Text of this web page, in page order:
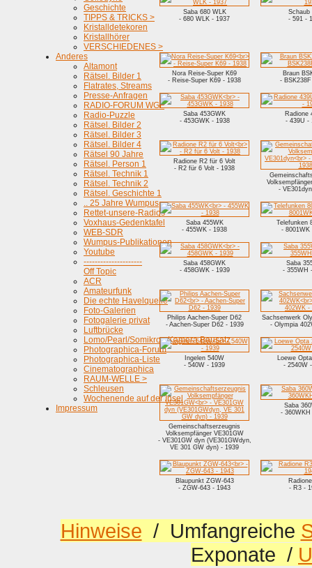
Geschichte
TIPPS & TRICKS >
Kristalldetekoren
Kristallhörer
VERSCHIEDENES >
Anderes
Altamont
Rätsel. Bilder 1
Flatrates, Streams
Presse-Anfragen
RADIO-FORUM WGF
Radio-Puzzle
Rätsel. Bilder 2
Rätsel. Bilder 3
Rätsel. Bilder 4
Rätsel 90 Jahre
Rätsel. Person 1
Rätsel. Technik 1
Rätsel. Technik 2
Rätsel. Geschichte 1
.. 25 Jahre Wumpus
Rettet-unsere-Radios
Voxhaus-Gedenktafel
WEB-SDR
Wumpus-Publikationen
Youtube
---------------------
Off Topic
ACR
Amateurfunk
Die echte Havelquelle
Foto-Galerien
Fotogalerie privat
Luftbrücke
Lomo/Pearl/Somikron Kamera Bausatz
Photographica-Forum
Photographica-Liste
Cinematographica
RAUM-WELLE >
Schleusen
Wochenende auf der Insel
Impressum
Saba 680 WLK
- 680 WLK - 1937
Schaub
- 591 -
Nora Reise-Super K69
- Reise-Super K69 - 1938
Braun
-
Saba 453GWK
- 453GWK - 1938
Radione
- 439U -
Radione R2 für 6 Volt
- R2 für 6 Volt - 1938
-
Saba 455WK
- 455WK - 1938
Telefunken
- 8001WK
Saba 458GWK
- 458GWK - 1939
Saba
- 355WH
Philips Aachen-Super D62
- Aachen-Super D62 - 1939
Sachsenwerk
- Olympia
Ingelen 540W
- 540W - 1939
Loewe
- 2540W
Gemeinschaftserzeugnis
Volksempfänger VE301GW
- VE301GW dyn (VE301GWdyn,
VE 301 GW dyn) - 1939
Saba
- 360WKH
Blaupunkt ZGW-643
- ZGW-643 - 1943
- R3 -
Hinweise / Umfangreiche
Exponate /